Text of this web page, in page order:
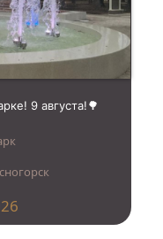
9 августа!🌳